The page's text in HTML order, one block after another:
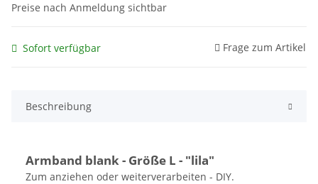
Preise nach Anmeldung sichtbar
Sofort verfügbar Frage zum Artikel
Beschreibung
Armband blank - Größe L - "lila"
Zum anziehen oder weiterverarbeiten - DIY.